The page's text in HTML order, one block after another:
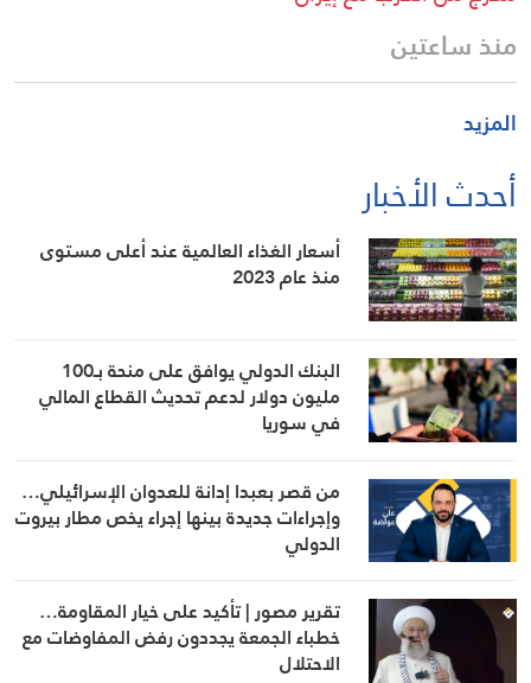
منذ ساعتين
المزيد
أحدث الأخبار
أسعار الغذاء العالمية عند أعلى مستوى
منذ عام 2023
البنك الدولي يوافق على منحة بـ100
مليون دولار لدعم تحديث القطاع المالي
في سوريا
من قصر بعبدا إدانة للعدوان الإسرائيلي…
وإجراءات جديدة بينها إجراء يخص مطار بيروت
الدولي
تقرير مصور | تأكيد على خيار المقاومة…
خطباء الجمعة يجددون رفض المفاوضات مع
الاحتلال